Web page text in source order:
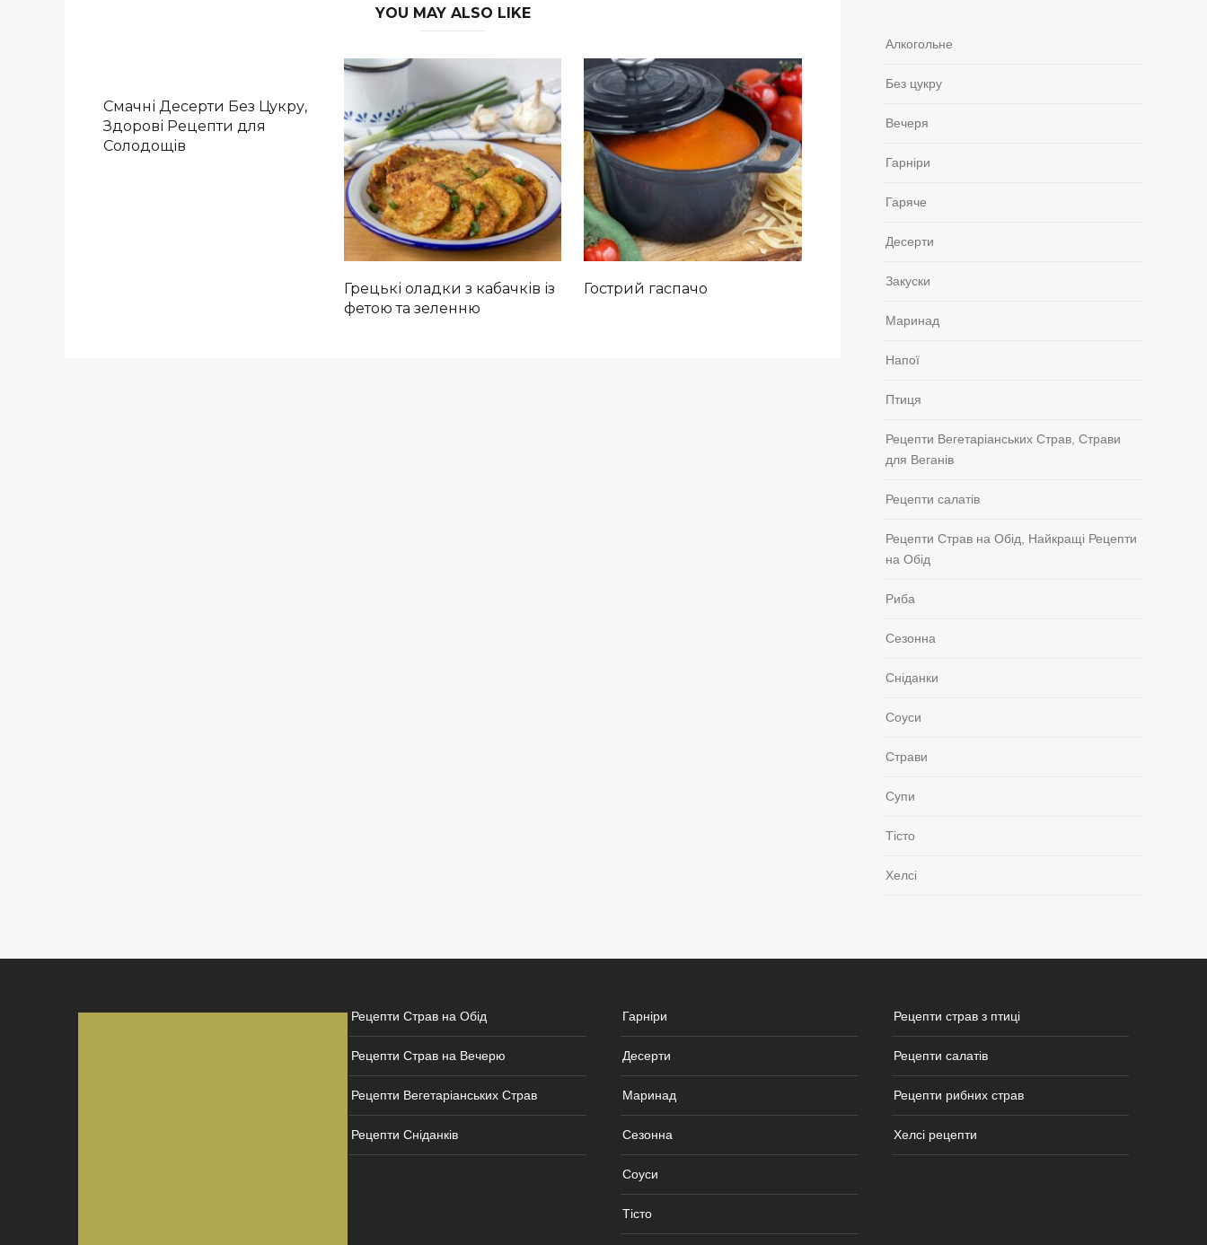
YOU MAY ALSO LIKE
Смачні Десерти Без Цукру,
Здорові Рецепти для
Солодощів
Грецькі оладки з кабачків із
фетою та зеленню
Гострий гаспачо
Алкогольне
Без цукру
Вечеря
Гарніри
Гаряче
Десерти
Закуски
Маринад
Напої
Птиця
Рецепти Вегетаріанських Страв, Страви
для Веганів
Рецепти салатів
Рецепти Страв на Обід, Найкращі Рецепти
на Обід
Риба
Сезонна
Сніданки
Соуси
Страви
Супи
Тісто
Хелсі
Рецепти Страв на Обід
Рецепти Страв на Вечерю
Рецепти Вегетаріанських Страв
Рецепти Сніданків
Гарніри
Десерти
Маринад
Сезонна
Соуси
Тісто
Рецепти страв з птиці
Рецепти салатів
Рецепти рибних страв
Хелсі рецепти